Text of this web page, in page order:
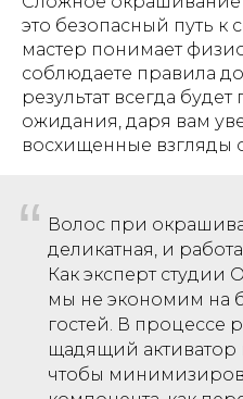
это безопасный путь к
мастер понимает
соблюдаете правила
результат всегда
ожидания, даря вам
восхищенные взгляды
“ Волос при
деликатная, и
Как эксперт студии
мы не экономим на
гостей. В процессе
щадящий активатор
чтобы